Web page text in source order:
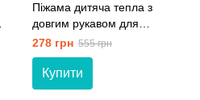
Піжама дитяча тепла з
довгим рукавом для
хлопчиків футер Trendy Tot
03-01550 блакитний 134 см
(9 років)
278 грн 555 грн
Купити